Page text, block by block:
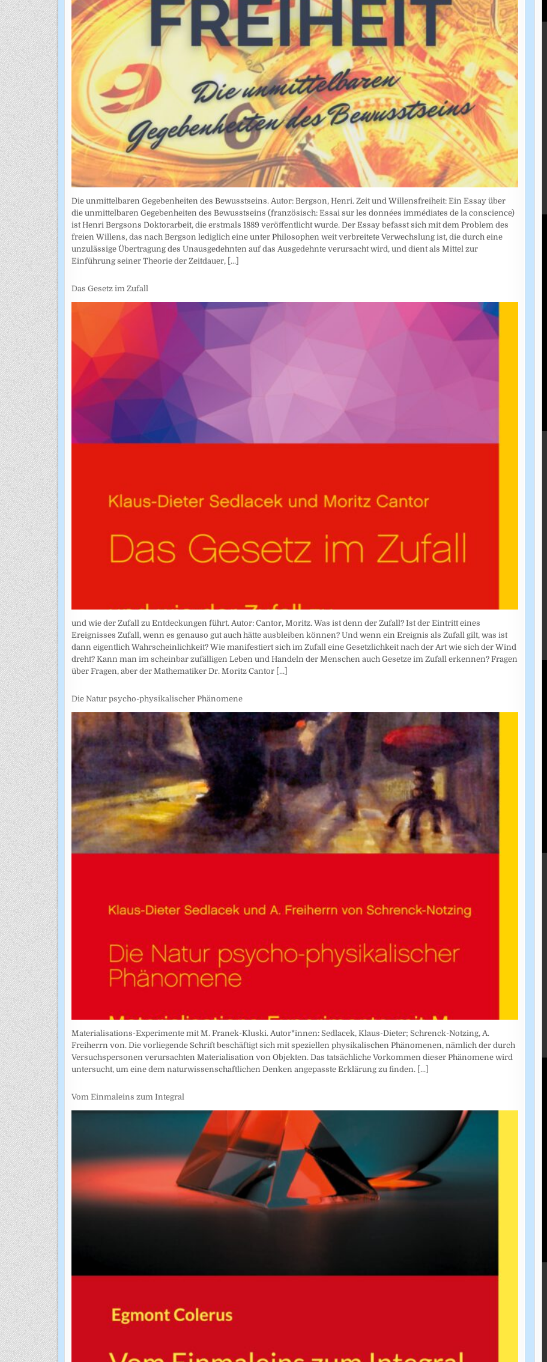
Die unmittelbaren Gegebenheiten des Bewusstseins. Autor: Bergson, Henri. Zeit und Willensfreiheit: Ein Essay über
die unmittelbaren Gegebenheiten des Bewusstseins (französisch: Essai sur les données immédiates de la conscience)
ist Henri Bergsons Doktorarbeit, die erstmals 1889 veröffentlicht wurde. Der Essay befasst sich mit dem Problem des
freien Willens, das nach Bergson lediglich eine unter Philosophen weit verbreitete Verwechslung ist, die durch eine
unzulässige Übertragung des Unausgedehnten auf das Ausgedehnte verursacht wird, und dient als Mittel zur
Einführung seiner Theorie der Zeitdauer, [...]
Das Gesetz im Zufall
und wie der Zufall zu Entdeckungen führt. Autor: Cantor, Moritz. Was ist denn der Zufall? Ist der Eintritt eines
Ereignisses Zufall, wenn es genauso gut auch hätte ausbleiben können? Und wenn ein Ereignis als Zufall gilt, was ist
dann eigentlich Wahrscheinlichkeit? Wie manifestiert sich im Zufall eine Gesetzlichkeit nach der Art wie sich der Wind
dreht? Kann man im scheinbar zufälligen Leben und Handeln der Menschen auch Gesetze im Zufall erkennen? Fragen
über Fragen, aber der Mathematiker Dr. Moritz Cantor [...]
Die Natur psycho-physikalischer Phänomene
Materialisations-Experimente mit M. Franek-Kluski. Autor*innen: Sedlacek, Klaus-Dieter; Schrenck-Notzing, A.
Freiherrn von. Die vorliegende Schrift beschäftigt sich mit speziellen physikalischen Phänomenen, nämlich der durch
Versuchspersonen verursachten Materialisation von Objekten. Das tatsächliche Vorkommen dieser Phänomene wird
untersucht, um eine dem naturwissenschaftlichen Denken angepasste Erklärung zu finden. [...]
Vom Einmaleins zum Integral